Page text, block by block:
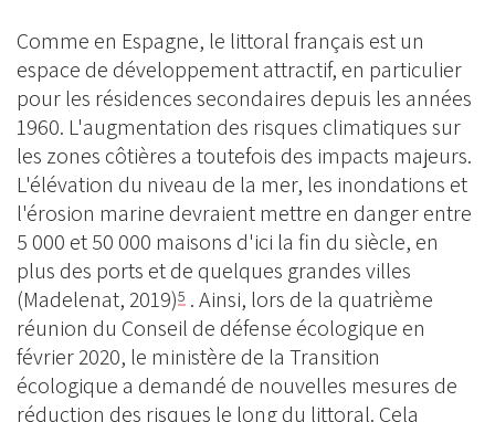
Comme en Espagne, le littoral français est un
espace de développement attractif, en particulier
pour les résidences secondaires depuis les années
1960. L'augmentation des risques climatiques sur
les zones côtières a toutefois des impacts majeurs.
L'élévation du niveau de la mer, les inondations et
l'érosion marine devraient mettre en danger entre
5 000 et 50 000 maisons d'ici la fin du siècle, en
plus des ports et de quelques grandes villes
(Madelenat, 2019)5 . Ainsi, lors de la quatrième
réunion du Conseil de défense écologique en
février 2020, le ministère de la Transition
écologique a demandé de nouvelles mesures de
réduction des risques le long du littoral. Cela